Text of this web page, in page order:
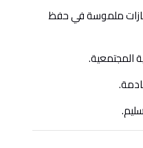
ملموسة في حفظ
المجتمعية.